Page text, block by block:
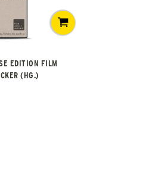
EDITION FILM
(HG.)